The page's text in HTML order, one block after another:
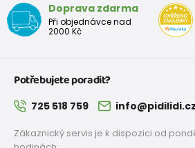
ponožky dívčí, 3pack, Pidilidi, PD0124, holka
Doprava zdarma
Při objednávce nad
2000 Kč
Potřebujete poradit?
725 518 759 info@pidilidi.cz
Zákaznický servis je k dispozici od